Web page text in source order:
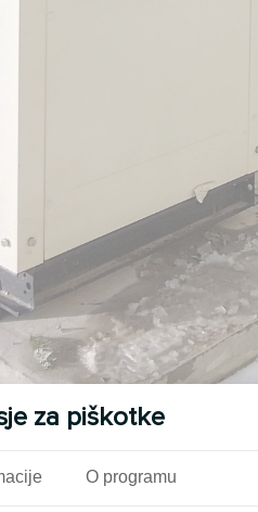
učinkovito ogrevanje
tako, da
komercialnih
za piškotke
O programu